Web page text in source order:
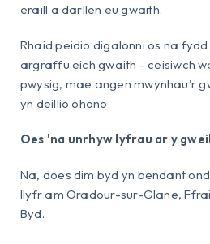
eraill a darllen eu gwaith.
Rhaid peidio digalonni os na
argraffu eich gwaith - ceisiwch
pwysig, mae angen mwynhau’r
yn deillio ohono.
Oes 'na unrhyw lyfrau ar y
Na, does dim byd yn bendant
llyfr am Oradour-sur-Glane,
Byd.